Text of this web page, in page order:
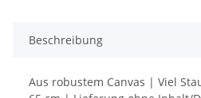
Beschreibung
Aus robustem Canvas | Viel